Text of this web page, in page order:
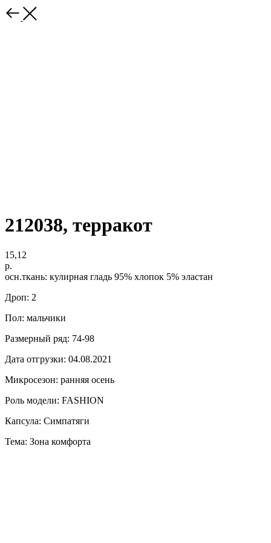
212038, терракот
15,12
р.
осн.ткань: кулирная гладь 95% хлопок 5% эластан
Дроп: 2
Пол: мальчики
Размерный ряд: 74-98
Дата отгрузки: 04.08.2021
Микросезон: ранняя осень
Роль модели: FASHION
Капсула: Симпатяги
Тема: Зона комфорта